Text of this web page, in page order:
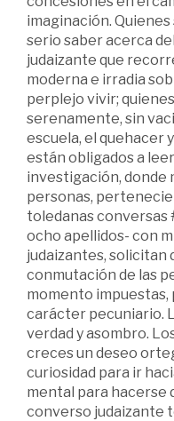
imaginación.
serio saber acerca
judaizante que
moderna e irradia
perplejo vivir;
serenamente, sin
escuela, el quehacer
están obligados a
investigación, donde
personas,
toledanas conversas
ocho apellidos- con
judaizantes, solicitan
conmutación de las
momento
carácter pecuniario.
verdad y asombro.
creces un deseo
curiosidad para ir
mental para hacerse
converso judaizante